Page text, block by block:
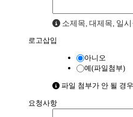
소제목, 대제목, 일
로고삽입
아니오
예(파일첨부)
파일 첨부가 안 될 경
요청사항